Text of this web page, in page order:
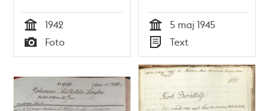
Tid
1942
Typ
Foto Tid
5 maj 1945
Typ
Text